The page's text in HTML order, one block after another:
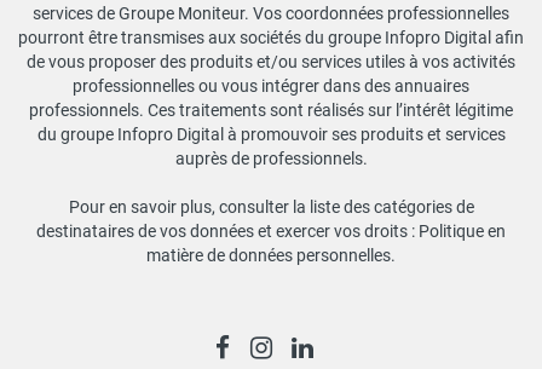
services de Groupe Moniteur. Vos coordonnées professionnelles
pourront être transmises aux sociétés du groupe Infopro Digital afin
de vous proposer des produits et/ou services utiles à vos activités
professionnelles ou vous intégrer dans des annuaires
professionnels. Ces traitements sont réalisés sur l’intérêt légitime
du groupe Infopro Digital à promouvoir ses produits et services
auprès de professionnels.
Pour en savoir plus, consulter la liste des catégories de
destinataires de vos données et exercer vos droits : Politique en
matière de données personnelles.